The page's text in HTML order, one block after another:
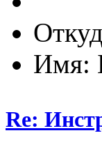
Имя:
Re: